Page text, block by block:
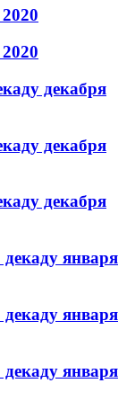
декабря
декабря
декабря
января
января
января